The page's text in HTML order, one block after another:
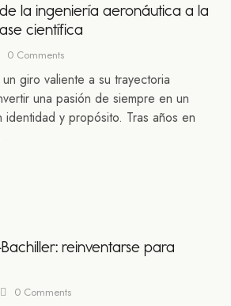
la ingeniería aeronáutica a la
científica
0 Comments
giro valiente a su trayectoria
una pasión de siempre en un
y propósito. Tras años en
reinventarse para
0 Comments